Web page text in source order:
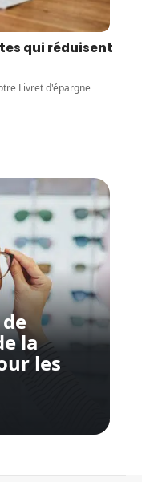
qui réduisent
Livret d'épargne
la
les